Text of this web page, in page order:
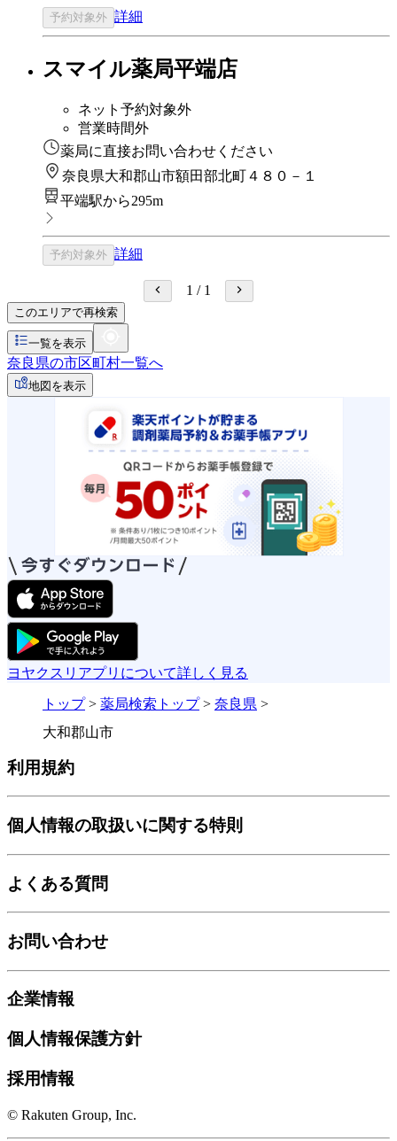
予約対象外 詳細
スマイル薬局平端店
ネット予約対象外
営業時間外
薬局に直接お問い合わせください
奈良県大和郡山市額田部北町４８０－１
平端駅から295m
予約対象外 詳細
1 / 1
このエリアで再検索
一覧を表示
奈良県の市区町村一覧へ
地図を表示
ヨヤクスリアプリについて詳しく見る
トップ> 薬局検索トップ> 奈良県 >
大和郡山市
利用規約
個人情報の取扱いに関する特則
よくある質問
お問い合わせ
企業情報
個人情報保護方針
採用情報
© Rakuten Group, Inc.